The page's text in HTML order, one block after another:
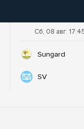
Сб, 08 авг.
Sungard
SV